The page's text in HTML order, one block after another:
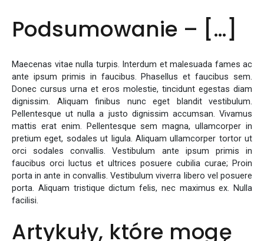
Podsumowanie – […]
Maecenas vitae nulla turpis. Interdum et malesuada fames ac
ante ipsum primis in faucibus. Phasellus et faucibus sem.
Donec cursus urna et eros molestie, tincidunt egestas diam
dignissim. Aliquam finibus nunc eget blandit vestibulum.
Pellentesque ut nulla a justo dignissim accumsan. Vivamus
mattis erat enim. Pellentesque sem magna, ullamcorper in
pretium eget, sodales ut ligula. Aliquam ullamcorper tortor ut
orci sodales convallis. Vestibulum ante ipsum primis in
faucibus orci luctus et ultrices posuere cubilia curae; Proin
porta in ante in convallis. Vestibulum viverra libero vel posuere
porta. Aliquam tristique dictum felis, nec maximus ex. Nulla
facilisi.
Artykuły, które mogę